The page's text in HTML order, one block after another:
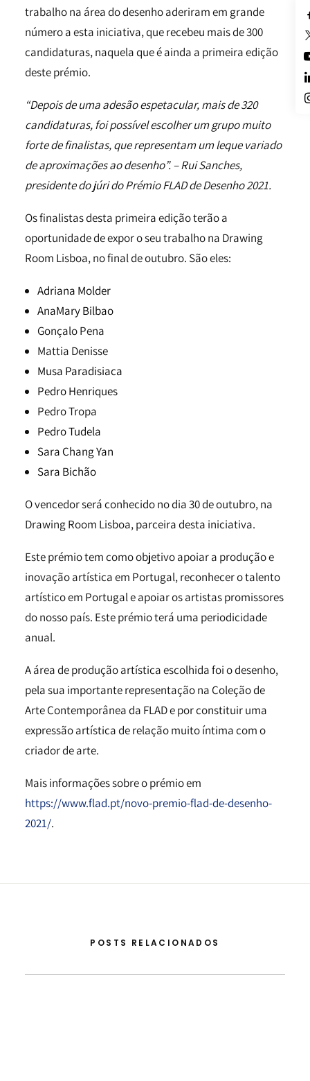
trabalho na área do desenho aderiram em grande
número a esta iniciativa, que recebeu mais de 300
candidaturas, naquela que é ainda a primeira edição
deste prémio.
“Depois de uma adesão espetacular, mais de 320
candidaturas, foi possível escolher um grupo muito
forte de finalistas, que representam um leque variado
de aproximações ao desenho”. – Rui Sanches,
presidente do júri do Prémio FLAD de Desenho 2021.
Os finalistas desta primeira edição terão a
oportunidade de expor o seu trabalho na Drawing
Room Lisboa, no final de outubro. São eles:
Adriana Molder
AnaMary Bilbao
Gonçalo Pena
Mattia Denisse
Musa Paradisiaca
Pedro Henriques
Pedro Tropa
Pedro Tudela
Sara Chang Yan
Sara Bichão
O vencedor será conhecido no dia 30 de outubro, na
Drawing Room Lisboa, parceira desta iniciativa.
Este prémio tem como objetivo apoiar a produção e
inovação artística em Portugal, reconhecer o talento
artístico em Portugal e apoiar os artistas promissores
do nosso país. Este prémio terá uma periodicidade
anual.
A área de produção artística escolhida foi o desenho,
pela sua importante representação na Coleção de
Arte Contemporânea da FLAD e por constituir uma
expressão artística de relação muito íntima com o
criador de arte.
Mais informações sobre o prémio em
https://www.flad.pt/novo-premio-flad-de-desenho-
2021/.
POSTS RELACIONADOS